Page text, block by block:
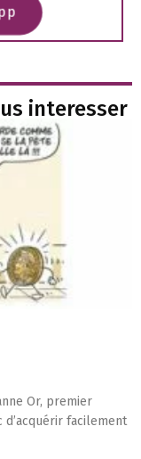
interesser
Or, premier
facilement